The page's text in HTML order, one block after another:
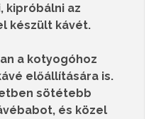
kipróbálni az
készült kávét.
a kotyogóhoz
előállítására is.
sötétebb
és közel